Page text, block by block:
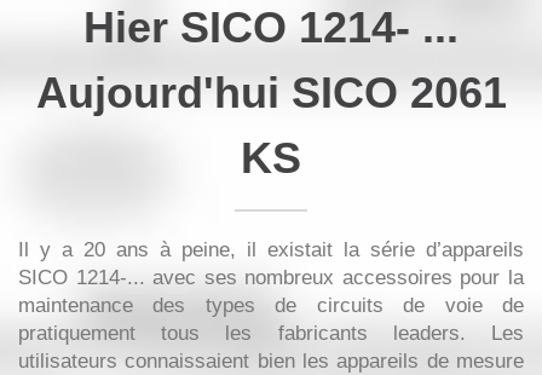
Hier SICO 1214- ...
Aujourd'hui SICO 2061
KS
Il y a 20 ans à peine, il existait la série d’appareils
SICO 1214-... avec ses nombreux accessoires pour la
maintenance des types de circuits de voie de
pratiquement tous les fabricants leaders. Les
utilisateurs connaissaient bien les appareils de mesure